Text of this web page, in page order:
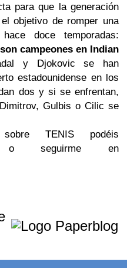
para que la generación
objetivo de romper una
doce temporadas:
campeones en Indian
y Djokovic se han
estadounidense en los
dos y si se enfrentan,
Gulbis o Cilic se
TENIS podéis
seguirme en